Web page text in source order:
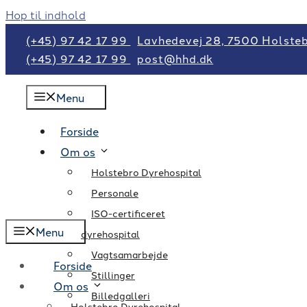
Hop til indhold
(+45) 97 42 17 99
Lavhedevej 28, 7500
(+45) 97 42 17 99
post@hhd.dk
Menu
Forside
Om os
Holstebro Dyrehospital
Personale
ISO-certificeret
dyrehospital
Vagtsamarbejde
Stillinger
Billedgalleri
Menu
Forside
Om os